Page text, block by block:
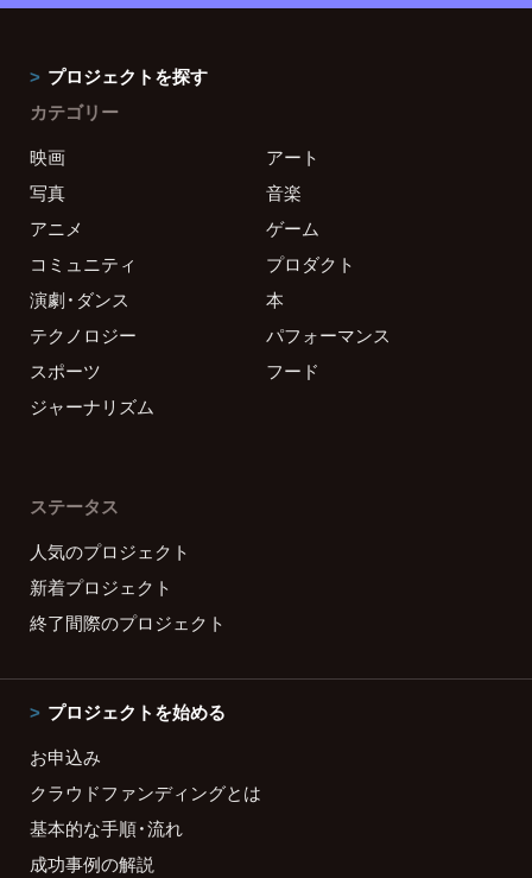
プロジェクトを探す
カテゴリー
映画
アート
写真
音楽
アニメ
ゲーム
コミュニティ
プロダクト
演劇・ダンス
本
テクノロジー
パフォーマンス
スポーツ
フード
ジャーナリズム
ステータス
人気のプロジェクト
新着プロジェクト
終了間際のプロジェクト
プロジェクトを始める
お申込み
クラウドファンディングとは
基本的な手順・流れ
成功事例の解説